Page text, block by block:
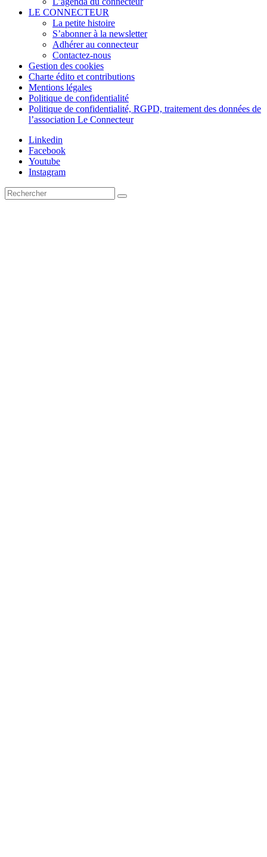
LE CONNECTEUR
La petite histoire
S’abonner à la newsletter
Adhérer au connecteur
Contactez-nous
Gestion des cookies
Charte édito et contributions
Mentions légales
Politique de confidentialité
Politique de confidentialité, RGPD, traitement des données de
l’association Le Connecteur
Linkedin
Facebook
Youtube
Instagram